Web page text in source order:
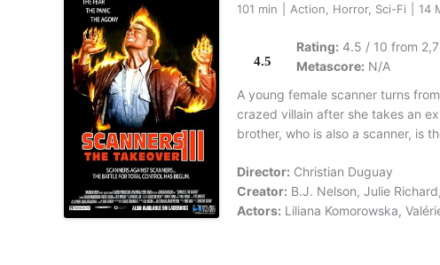
101 min Action, Horror, Sci-Fi 14
4.5
Rating: 4.5 / 10 from
Metascore: N/A
A young female scanner turns
crazed villain after she takes an
brother, who is also a scanner, is
Director: Christian Duguay
Creator: B.J. Nelson, Julie
Actors: Liliana Komorowska,